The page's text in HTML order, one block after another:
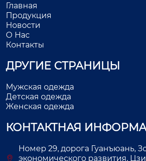
Главная
Продукция
Новости
О Нас
Контакты
ДРУГИЕ СТРАНИЦЫ
Мужская одежда
Детская одежда
Женская одежда
КОНТАКТНАЯ
Номер 29, дорога Гуанъюань,
экономического развития,